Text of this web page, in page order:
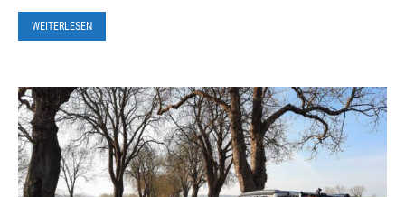
WEITERLESEN